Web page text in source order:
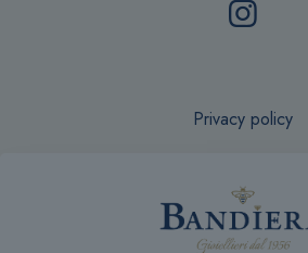
Privacy policy
Recesso online